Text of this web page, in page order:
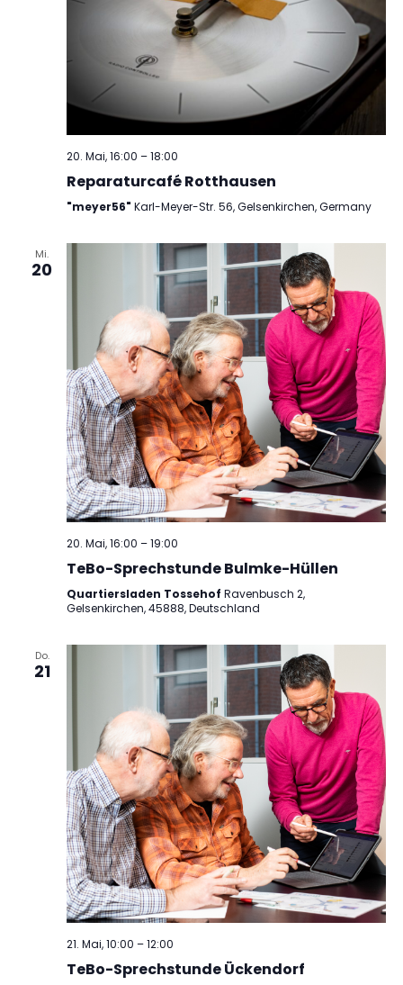
20. Mai, 16:00 –18:00
Reparaturcafé Rotthausen
"meyer56" Karl-Meyer-Str. 56, Gelsenkirchen, Germany
Mi.
20
20. Mai, 16:00 –19:00
TeBo-Sprechstunde Bulmke-Hüllen
Quartiersladen Tossehof Ravenbusch 2,
Gelsenkirchen, 45888, Deutschland
Do.
21
21. Mai, 10:00 –12:00
TeBo-Sprechstunde Ückendorf